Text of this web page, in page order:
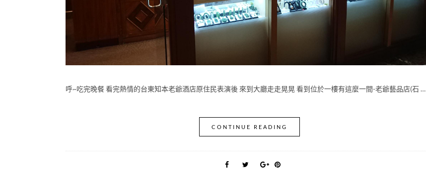
呼~吃完晚餐 看完熱情的台東知本老爺酒店原住民表演後 來到大廳走走晃晃 看到位於一樓有這麼一間-老爺藝品店(石 …
CONTINUE READING